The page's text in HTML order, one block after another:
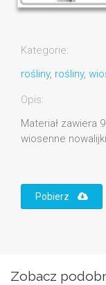
Kategorie:
rośliny, rośliny,
Opis:
Materiał zawiera
wiosenne
Pobierz
Zobacz